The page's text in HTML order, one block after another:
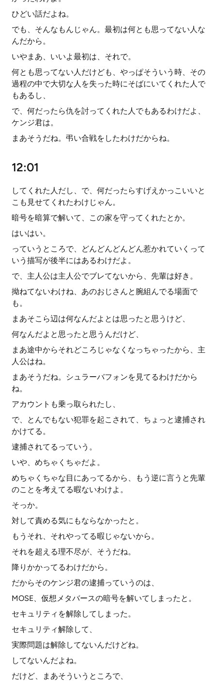
ひどい話だよね。
でも、そんなもんじゃん。最初は何とも思ってない人な
んだから。
いやまあ、いいよ最初は、それで。
何とも思ってない人だけども、やっぱそういう時、その
過程の中で大切な人を失った時にそばにいてくれた人で
もあるし、
で、何だったら仇を討ってくれた人でもあるわけだよ、
ケンジ君は。
まあそうだね。弔い合戦をしたわけだからね。
12:01
してくれた人だし、で、何だったらすげえかっこいいと
こも見せてくれたわけじゃん。
暗号を暗算で解いて、この家を守ってくれたとか。
はいはい。
っていうところで、どんどんどんどん惹かれていくって
いう描写が後半にはあるわけだよ。
で、主人公は主人公でブレてないから、先輩は好き。
拗ねてないわけね、あのおじさんと腕組んでる場面で
も。
まあそこら辺は何なんだよとは思ったと思うけど、
何なんだよと思ったと思うんだけど、
まあ途中からそれどころじゃなくなっちゃったから、主
人公はね。
まあそうだね。シュラーバフォンを見てるわけだから
ね。
アカウントも乗っ取られたし、
で、とんでもない犯罪を起こされて、ちょっと逮捕され
かけてる。
逮捕されてるっていう。
いや、めちゃくちゃだよ。
めちゃくちゃな目にあってるから、もう逆に言うと先輩
のことを考えてる暇ないわけよ。
そっか。
対して責める気にもならなかったと。
もうそれ、それやってる暇じゃないから。
それを超える理不尽が、そうだね。
降りかかってるわけだから。
だからそのケンジ君の逮捕っていうのは、
MOSE、仮想メタバースの暗号を解いてしまったと。
セキュリティを解除してしまった。
セキュリティ解除して、
実際問題は解除してないんだけどね。
してないんだよね。
だけど、まあそういうところで、